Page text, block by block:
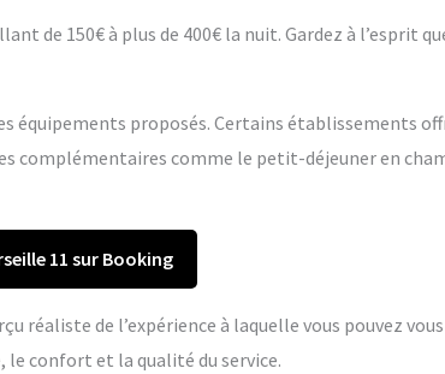
de 150€ à plus de 400€ la nuit. Gardez à l’esprit
équipements proposés. Certains établissements
complémentaires comme le petit-déjeuner en
11 sur Booking
réaliste de l’expérience à laquelle vous pouvez
confort et la qualité du service.